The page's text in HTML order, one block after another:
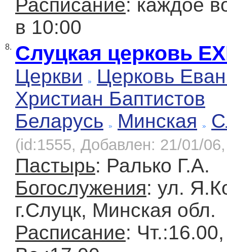
Расписание: каждое
в 10:00
8. Слуцкая церковь
Церкви
Церковь
Христиан Баптистов
Беларусь
Минская
(id:1555, Добавлен: 21/01/
Пастырь: Ралько Г.А.
Богослужения: ул.
г.Слуцк, Минская обл.
Расписание: